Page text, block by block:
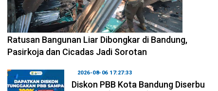
2026-08-06 17:34:08
Ratusan Bangunan Liar Dibongkar di Bandung,
Pasirkoja dan Cicadas Jadi Sorotan
2026-08-06 17:27:33
Diskon PBB Kota Bandung Diserbu